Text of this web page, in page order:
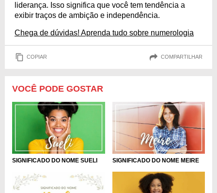
liderança. Isso significa que você tem tendência a
exibir traços de ambição e independência.
Chega de dúvidas! Aprenda tudo sobre numerologia
COPIAR COMPARTILHAR
VOCÊ PODE GOSTAR
SIGNIFICADO DO NOME SUELI SIGNIFICADO DO NOME MEIRE